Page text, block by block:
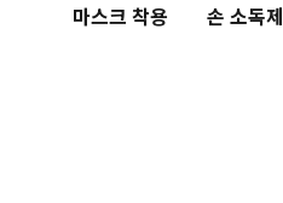
마스크 착용 손 소독